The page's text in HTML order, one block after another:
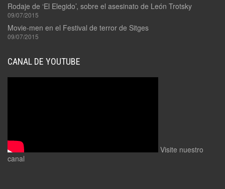
Rodaje de ‘El Elegido’, sobre el asesinato de León Trotsky
09/07/2015
Movie-men en el Festival de terror de Sitges
09/07/2015
CANAL DE YOUTUBE
Visite nuestro
canal